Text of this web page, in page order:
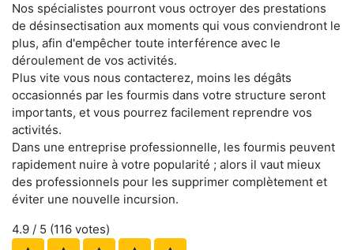
Nos spécialistes pourront vous octroyer des prestations
de désinsectisation aux moments qui vous conviendront le
plus, afin d'empêcher toute interférence avec le
déroulement de vos activités.
Plus vite vous nous contacterez, moins les dégâts
occasionnés par les fourmis dans votre structure seront
importants, et vous pourrez facilement reprendre vos
activités.
Dans une entreprise professionnelle, les fourmis peuvent
rapidement nuire à votre popularité ; alors il vaut mieux
des professionnels pour les supprimer complètement et
éviter une nouvelle incursion.
4.9 / 5 (116 votes)